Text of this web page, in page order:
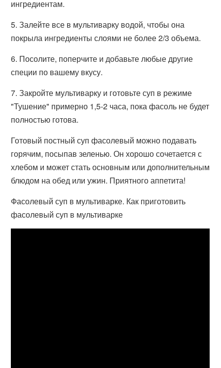
ингредиентам.
5. Залейте все в мультиварку водой, чтобы она
покрыла ингредиенты слоями не более 2/3 объема.
6. Посолите, поперчите и добавьте любые другие
специи по вашему вкусу.
7. Закройте мультиварку и готовьте суп в режиме
"Тушение" примерно 1,5-2 часа, пока фасоль не будет
полностью готова.
Готовый постный суп фасолевый можно подавать
горячим, посыпав зеленью. Он хорошо сочетается с
хлебом и может стать основным или дополнительным
блюдом на обед или ужин. Приятного аппетита!
Фасолевый суп в мультиварке. Как приготовить
фасолевый суп в мультиварке